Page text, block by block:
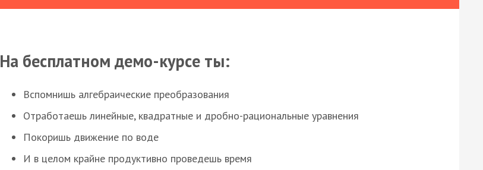
На бесплатном демо-курсе ты:
Вспомнишь алгебраические преобразования
Отработаешь линейные, квадратные и дробно-рациональные уравнения
Покоришь движение по воде
И в целом крайне продуктивно проведешь время